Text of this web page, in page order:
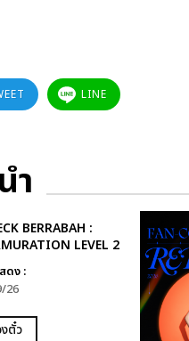
LINE
ำ
BERRABAH :
LEVEL 2
ดง :
26
ตั๋ว